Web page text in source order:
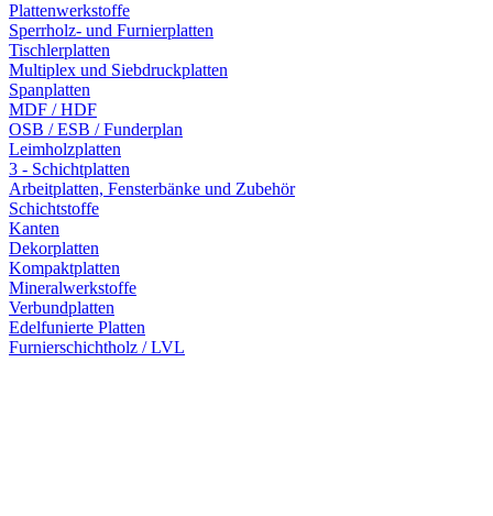
Plattenwerkstoffe
Sperrholz- und Furnierplatten
Tischlerplatten
Multiplex und Siebdruckplatten
Spanplatten
MDF / HDF
OSB / ESB / Funderplan
Leimholzplatten
3 - Schichtplatten
Arbeitplatten, Fensterbänke und Zubehör
Schichtstoffe
Kanten
Dekorplatten
Kompaktplatten
Mineralwerkstoffe
Verbundplatten
Edelfunierte Platten
Furnierschichtholz / LVL